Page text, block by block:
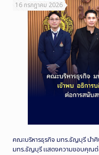
16 กรกฎาคม 2026
คณะบริหารธุรกิจ มทร.ธัญบุรี นำ
มทร.ธัญบุรี แสดงความขอบคุณต่